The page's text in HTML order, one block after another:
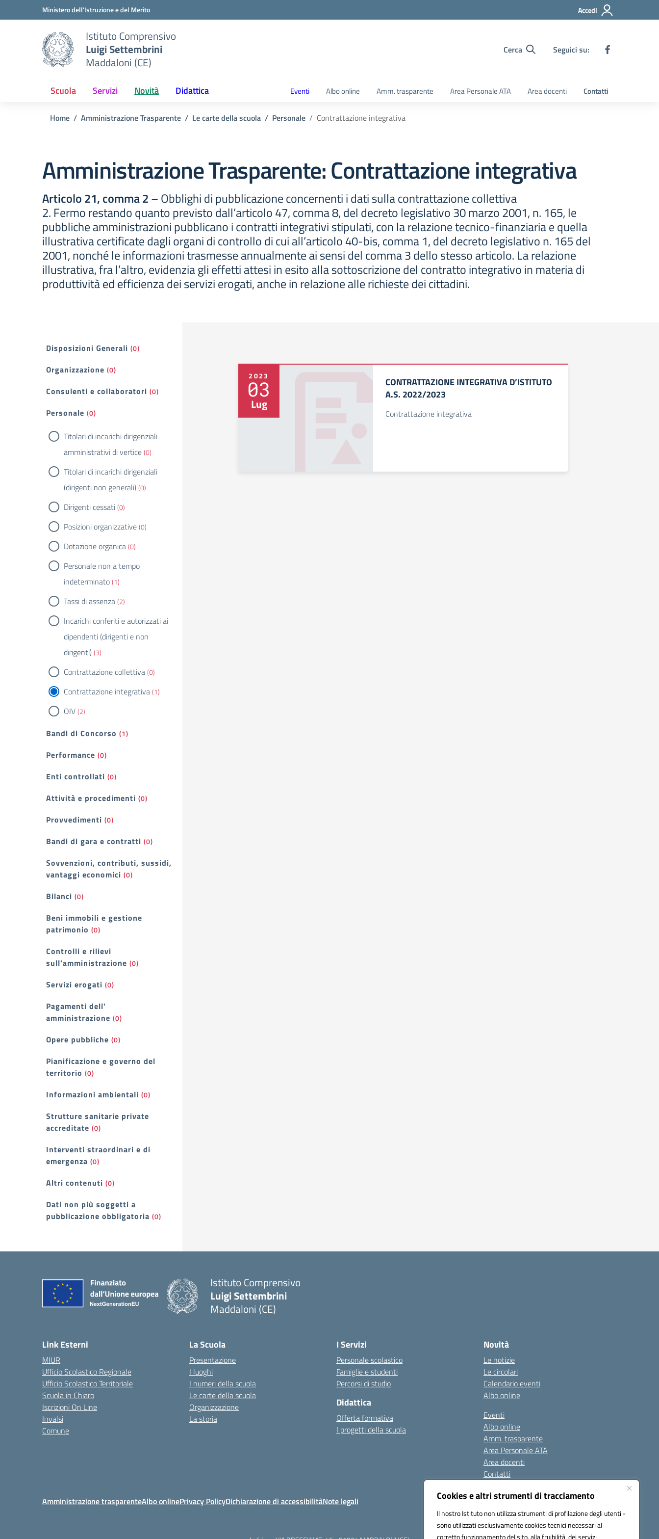
Cookies e altri strumenti di tracciamento
Il nostro Istituto non utilizza strumenti di profilazione degli utenti -
sono utilizzati esclusivamente cookies tecnici necessari al
corretto funzionamento del sito, alla fruibilità dei servizi
Vai ai contenuti
Vai al menu di navigazioneMinistero dell'Istruzione e del Merito Accedi
Istituto Comprensivo
Luigi Settembrini
Maddaloni (CE)
Cerca Seguici su:
Scuola Servizi Novità Didattica Eventi Albo online Amm. trasparente Area Personale ATA Area docenti Contatti
Home Amministrazione Trasparente Le carte della scuola Personale Contrattazione integrativa
Amministrazione Trasparente:Contrattazione integrativa
Articolo 21, comma 2– Obblighi di pubblicazione concernenti i dati sulla contrattazione collettiva
2. Fermo restando quanto previsto dall’articolo 47, comma 8, del decreto legislativo 30 marzo 2001, n. 165, le
pubbliche amministrazioni pubblicano i contratti integrativi stipulati, con la relazione tecnico-finanziaria e quella
illustrativa certificate dagli organi di controllo di cui all’articolo 40-bis, comma 1, del decreto legislativo n. 165 del
2001, nonché le informazioni trasmesse annualmente ai sensi del comma 3 dello stesso articolo. La relazione
illustrativa, fra l’altro, evidenzia gli effetti attesi in esito alla sottoscrizione del contratto integrativo in materia di
produttività ed efficienza dei servizi erogati, anche in relazione alle richieste dei cittadini.
Filtri
Disposizioni Generali (0)
Organizzazione (0)
Consulenti e collaboratori (0)
Personale (0)
Titolari di incarichi dirigenziali
amministrativi di vertice(0)
Titolari di incarichi dirigenziali
(dirigenti non generali)(0)
Dirigenti cessati(0)
Posizioni organizzative(0)
Dotazione organica(0)
Personale non a tempo
indeterminato(1)
Tassi di assenza(2)
Incarichi conferiti e autorizzati ai
dipendenti (dirigenti e non
dirigenti)(3)
Contrattazione collettiva(0)
Contrattazione integrativa(1)
OIV(2)
Bandi di Concorso (1)
Performance (0)
Enti controllati (0)
Attività e procedimenti (0)
Provvedimenti (0)
Bandi di gara e contratti (0)
Sovvenzioni, contributi, sussidi,
vantaggi economici (0)
Bilanci (0)
Beni immobili e gestione
patrimonio (0)
Controlli e rilievi
sull'amministrazione (0)
Servizi erogati (0)
Pagamenti dell'
amministrazione (0)
Opere pubbliche (0)
Pianificazione e governo del
territorio (0)
Informazioni ambientali (0)
Strutture sanitarie private
accreditate (0)
Interventi straordinari e di
emergenza (0)
Altri contenuti (0)
Dati non più soggetti a
pubblicazione obbligatoria (0)
2023
03
Lug
CONTRATTAZIONE INTEGRATIVA D’ISTITUTO
A.S. 2022/2023
Contrattazione integrativa
Istituto Comprensivo
Luigi Settembrini
Maddaloni (CE)
Link Esterni
MIUR
Ufficio Scolastico Regionale
Ufficio Scolastico Territoriale
Scuola in Chiaro
Iscrizioni On Line
Invalsi
Comune
La Scuola
Presentazione
I luoghi
I numeri della scuola
Le carte della scuola
Organizzazione
La storia
I Servizi
Personale scolastico
Famiglie e studenti
Percorsi di studio
Didattica
Offerta formativa
I progetti della scuola
Novità
Le notizie
Le circolari
Calendario eventi
Albo online
Eventi
Albo online
Amm. trasparente
Area Personale ATA
Area docenti
Contatti
Amministrazione trasparenteAlbo onlinePrivacy PolicyDichiarazione di accessibilitàNote legali